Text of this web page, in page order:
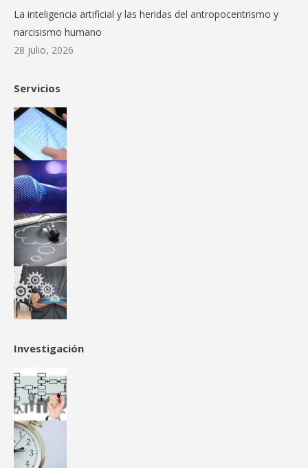
La inteligencia artificial y las heridas del antropocentrismo y
narcisismo humano
28 julio, 2026
Servicios
Investigación